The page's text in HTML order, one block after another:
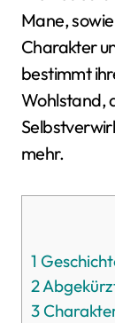
Mane,
Charakter
bestimmt
Wohlstand,
mehr.
1
2
3